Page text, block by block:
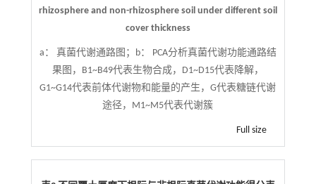
rhizosphere and non-rhizosphere soil under different soil
cover thickness
a： 真菌代谢通路图；b： PCA分析真菌代谢功能通路结
果图，B1~B49代表生物合成，D1~D15代表降解，
G1~G14代表前体代谢物和能量的产生，G代表糖链代谢
途径，M1~M5代表代谢簇
Full size